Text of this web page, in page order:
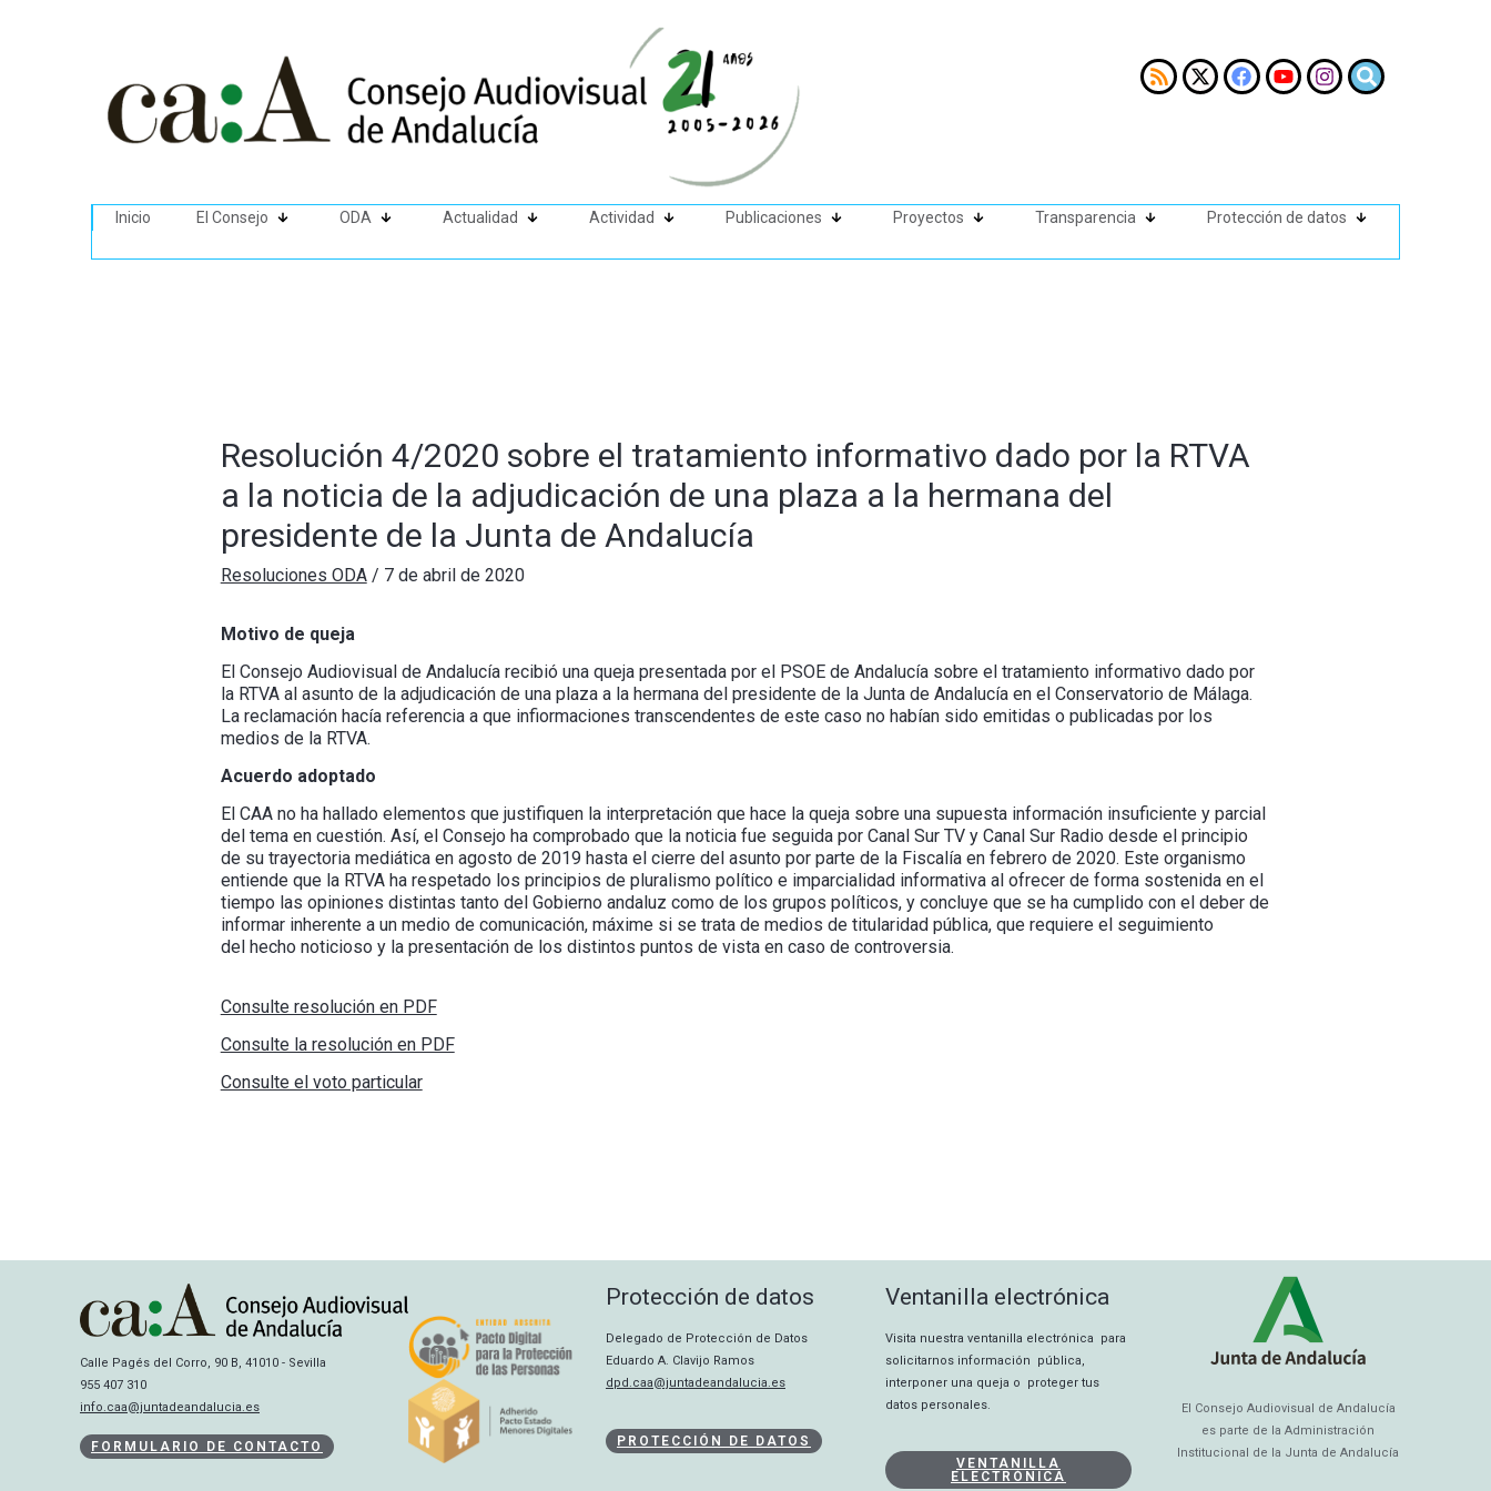
Inicio El Consejo ODA Actualidad Actividad Publicaciones Proyectos Transparencia Protección de datos
Resolución 4/2020 sobre el tratamiento informativo dado por la RTVA
a la noticia de la adjudicación de una plaza a la hermana del
presidente de la Junta de Andalucía
Resoluciones ODA/ 7 de abril de 2020
Motivo de queja
El Consejo Audiovisual de Andalucía recibió una queja presentada por el PSOE de Andalucía sobre el tratamiento informativo dado por
la RTVA al asunto de la adjudicación de una plaza a la hermana del presidente de la Junta de Andalucía en el Conservatorio de Málaga.
La reclamación hacía referencia a que infiormaciones transcendentes de este caso no habían sido emitidas o publicadas por los
medios de la RTVA.
Acuerdo adoptado
El CAA no ha hallado elementos que justifiquen la interpretación que hace la queja sobre una supuesta información insuficiente y parcial
del tema en cuestión. Así, el Consejo ha comprobado que la noticia fue seguida por Canal Sur TV y Canal Sur Radio desde el principio
de su trayectoria mediática en agosto de 2019 hasta el cierre del asunto por parte de la Fiscalía en febrero de 2020. Este organismo
entiende que la RTVA ha respetado los principios de pluralismo político e imparcialidad informativa al ofrecer de forma sostenida en el
tiempo las opiniones distintas tanto del Gobierno andaluz como de los grupos políticos, y concluye que se ha cumplido con el deber de
informar inherente a un medio de comunicación, máxime si se trata de medios de titularidad pública, que requiere el seguimiento
del hecho noticioso y la presentación de los distintos puntos de vista en caso de controversia.
Consulte resolución en PDF
Consulte la resolución en PDF
Consulte el voto particular
Calle Pagés del Corro, 90 B, 41010 - Sevilla
955 407 310
info.caa@juntadeandalucia.es
FORMULARIO DE CONTACTO
Protección de datos
Delegado de Protección de Datos
Eduardo A. Clavijo Ramos
dpd.caa@juntadeandalucia.es
PROTECCIÓN DE DATOS
Ventanilla electrónica
Visita nuestra ventanilla electrónica para
solicitarnos información pública,
interponer una queja o proteger tus
datos personales.
VENTANILLA
ELECTRÓNICA
El Consejo Audiovisual de Andalucía
es parte de la Administración
Institucional de la Junta de Andalucía